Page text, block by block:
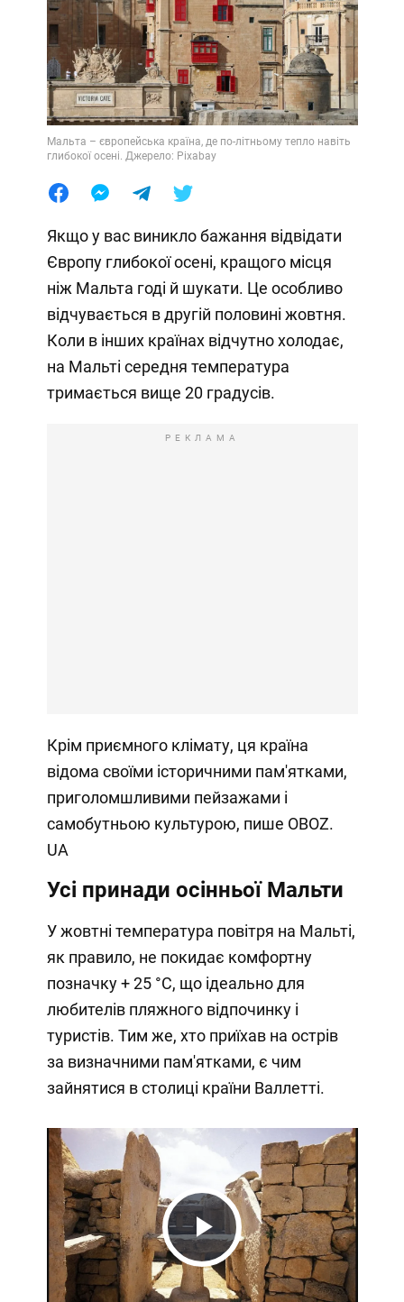
Мальта – європейська країна, де по-літньому тепло навіть
глибокої осені. Джерело: Pixabay
Якщо у вас виникло бажання відвідати
Європу глибокої осені, кращого місця
ніж Мальта годі й шукати. Це особливо
відчувається в другій половині жовтня.
Коли в інших країнах відчутно холодає,
на Мальті середня температура
тримається вище 20 градусів.
РЕКЛАМА
Крім приємного клімату, ця країна
відома своїми історичними пам'ятками,
приголомшливими пейзажами і
самобутньою культурою, пише OBOZ.
UA
Усі принади осінньої Мальти
У жовтні температура повітря на Мальті,
як правило, не покидає комфортну
позначку + 25 °C, що ідеально для
любителів пляжного відпочинку і
туристів. Тим же, хто приїхав на острів
за визначними пам'ятками, є чим
зайнятися в столиці країни Валлетті.
Play